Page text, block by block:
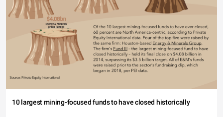
10 largest mining-focused funds to have closed historically